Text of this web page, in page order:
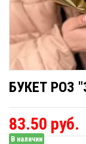
БУКЕТ РОЗ
83.50 руб.
В наличии